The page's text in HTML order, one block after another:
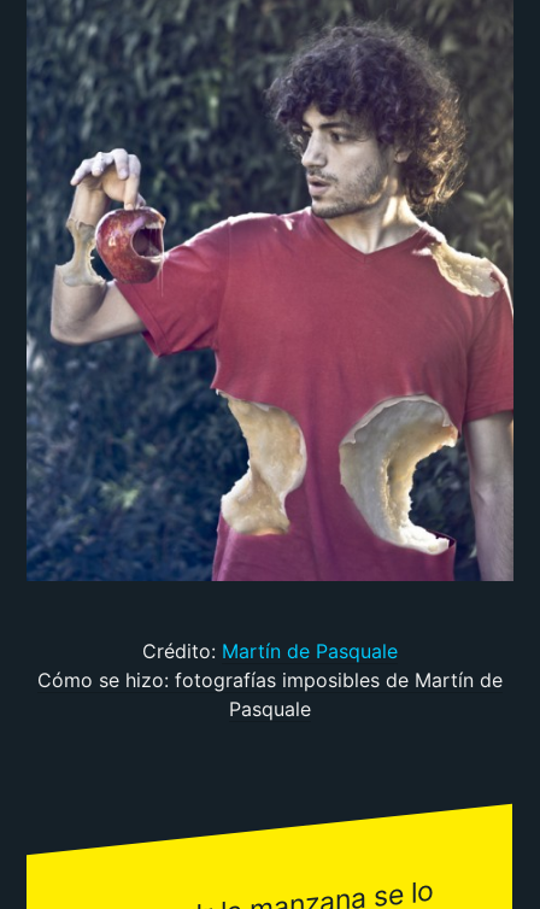
Crédito: Martín de Pasquale
Cómo se hizo: fotografías imposibles de Martín de
Pasquale